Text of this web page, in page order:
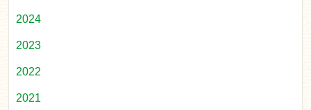
2024
2023
2022
2021